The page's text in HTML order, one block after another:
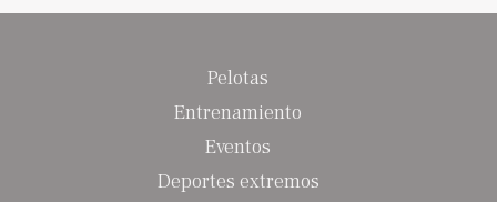
Pelotas
Entrenamiento
Eventos
Deportes extremos